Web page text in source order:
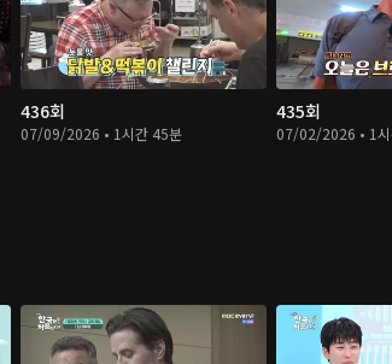
436회
07/09/2026 • 1시간 45분
435회
07/02/2026 • 1